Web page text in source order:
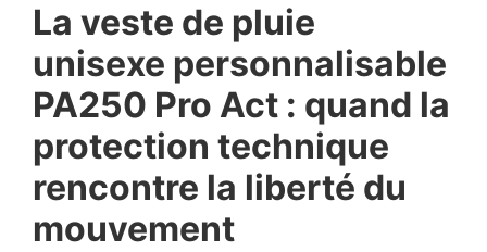
La veste de pluie
unisexe personnalisable
PA250 Pro Act : quand la
protection technique
rencontre la liberté du
mouvement